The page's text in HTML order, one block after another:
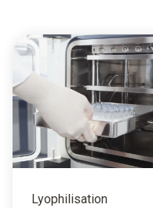
Lyophilisation